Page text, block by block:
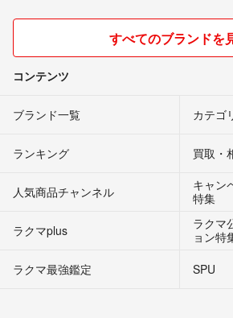
すべてのブランドを
コンテンツ
ブランド一覧 カテゴ
ランキング 買取・
人気商品チャンネル
キャン
特集
ラクマplus
ラクマ
ョン特
ラクマ最強鑑定
SPU